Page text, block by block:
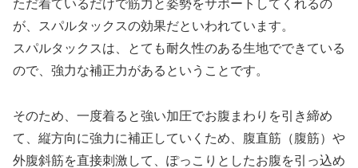
ただ着ているだけで筋力と姿勢をサポートしてくれるの
が、スパルタックスの効果だといわれています。
スパルタックスは、とても耐久性のある生地でできている
ので、強力な補正力があるということです。
そのため、一度着ると強い加圧でお腹まわりを引き締め
て、縦方向に強力に補正していくため、腹直筋（腹筋）や
外腹斜筋を直接刺激して、ぽっこりとしたお腹を引っ込め